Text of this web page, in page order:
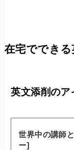
在宅ででき
英文添削のア
世界中の講師
ー]